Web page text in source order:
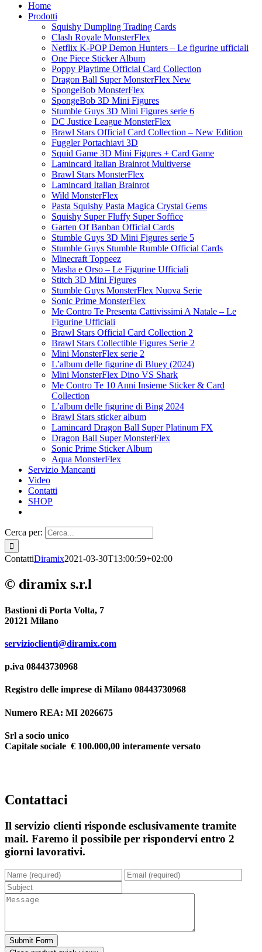
Home
Prodotti
Squishy Dumpling Trading Cards
Clash Royale MonsterFlex
Netflix K-POP Demon Hunters – Le figurine ufficiali
One Piece Sticker Album
Poppy Playtime Official Card Collection
Dragon Ball Super MonsterFlex New
SpongeBob MonsterFlex
SpongeBob 3D Mini Figures
Stumble Guys 3D Mini Figures serie 6
DC Justice League MonsterFlex
Brawl Stars Official Card Collection – New Edition
Fuggler Portachiavi 3D
Squid Game 3D Mini Figures + Card Game
Lamincard Italian Brainrot Multiverse
Brawl Stars MonsterFlex
Lamincard Italian Brainrot
Wild MonsterFlex
Pasta Squishy Pasta Magica Crystal Gems
Squishy Super Fluffy Super Soffice
Garten Of Banban Official Cards
Stumble Guys 3D Mini Figures serie 5
Stumble Guys Stumble Rumble Official Cards
Minecraft Toppeez
Masha e Orso – Le Figurine Ufficiali
Stitch 3D Mini Figures
Stumble Guys MonsterFlex Nuova Serie
Sonic Prime MonsterFlex
Me Contro Te Presenta Cattivissimi A Natale – Le
Figurine Ufficiali
Brawl Stars Official Card Collection 2
Brawl Stars Collectible Figures Serie 2
Mini MonsterFlex serie 2
L’album delle figurine di Bluey (2024)
Mini MonsterFlex Dino VS Shark
Me Contro Te 10 Anni Insieme Sticker & Card
Collection
L’album delle figurine di Bing 2024
Brawl Stars sticker album
Lamincard Dragon Ball Super Platinum FX
Dragon Ball Super MonsterFlex
Sonic Prime Sticker Album
Aqua MonsterFlex
Servizio Mancanti
Video
Contatti
SHOP
Cerca per:
ContattiDiramix2021-03-30T13:00:59+02:00
© diramix s.r.l
Bastioni di Porta Volta, 7
20121 Milano
servizioclienti@diramix.com
p.iva 08443730968
Registro delle imprese di Milano 08443730968
Numero REA: MI 2026675
Srl a socio unico
Capitale sociale € 100.000,00 interamente versato
Contattaci
Il servizio clienti risponde esclusivamente tramite
mail. Faremo il possibile per rispondervi entro 2
giorni lavorativi.